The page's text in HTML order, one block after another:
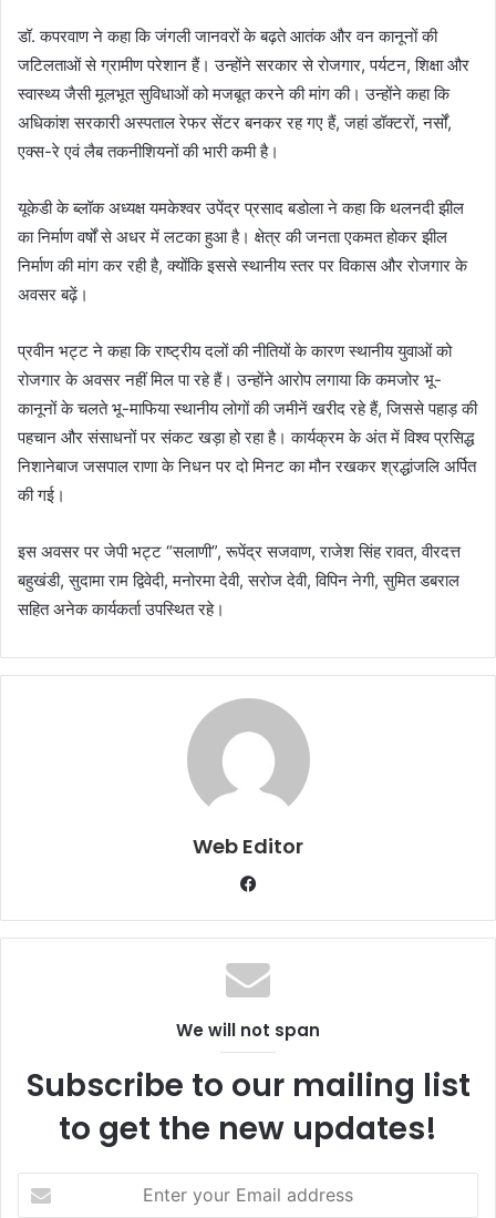
डॉ. कपरवाण ने कहा कि जंगली जानवरों के बढ़ते आतंक और वन कानूनों की
जटिलताओं से ग्रामीण परेशान हैं। उन्होंने सरकार से रोजगार, पर्यटन, शिक्षा और
स्वास्थ्य जैसी मूलभूत सुविधाओं को मजबूत करने की मांग की। उन्होंने कहा कि
अधिकांश सरकारी अस्पताल रेफर सेंटर बनकर रह गए हैं, जहां डॉक्टरों, नर्सों,
एक्स-रे एवं लैब तकनीशियनों की भारी कमी है।
यूकेडी के ब्लॉक अध्यक्ष यमकेश्वर उपेंद्र प्रसाद बडोला ने कहा कि थलनदी झील
का निर्माण वर्षों से अधर में लटका हुआ है। क्षेत्र की जनता एकमत होकर झील
निर्माण की मांग कर रही है, क्योंकि इससे स्थानीय स्तर पर विकास और रोजगार के
अवसर बढ़ें।
प्रवीन भट्ट ने कहा कि राष्ट्रीय दलों की नीतियों के कारण स्थानीय युवाओं को
रोजगार के अवसर नहीं मिल पा रहे हैं। उन्होंने आरोप लगाया कि कमजोर भू-
कानूनों के चलते भू-माफिया स्थानीय लोगों की जमीनें खरीद रहे हैं, जिससे पहाड़ की
पहचान और संसाधनों पर संकट खड़ा हो रहा है। कार्यक्रम के अंत में विश्व प्रसिद्ध
निशानेबाज जसपाल राणा के निधन पर दो मिनट का मौन रखकर श्रद्धांजलि अर्पित
की गई।
इस अवसर पर जेपी भट्ट “सलाणी”, रूपेंद्र सजवाण, राजेश सिंह रावत, वीरदत्त
बहुखंडी, सुदामा राम द्विवेदी, मनोरमा देवी, सरोज देवी, विपिन नेगी, सुमित डबराल
सहित अनेक कार्यकर्ता उपस्थित रहे।
Web Editor
Facebook
We will not span
Subscribe to our mailing list
to get the new updates!
your